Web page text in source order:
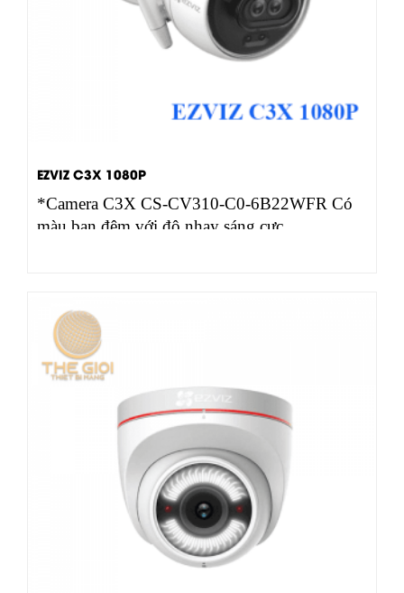
EZVIZ C3X 1080P
*Camera C3X CS-CV310-C0-6B22WFR Có
màu ban đêm với độ nhạy sáng cực…